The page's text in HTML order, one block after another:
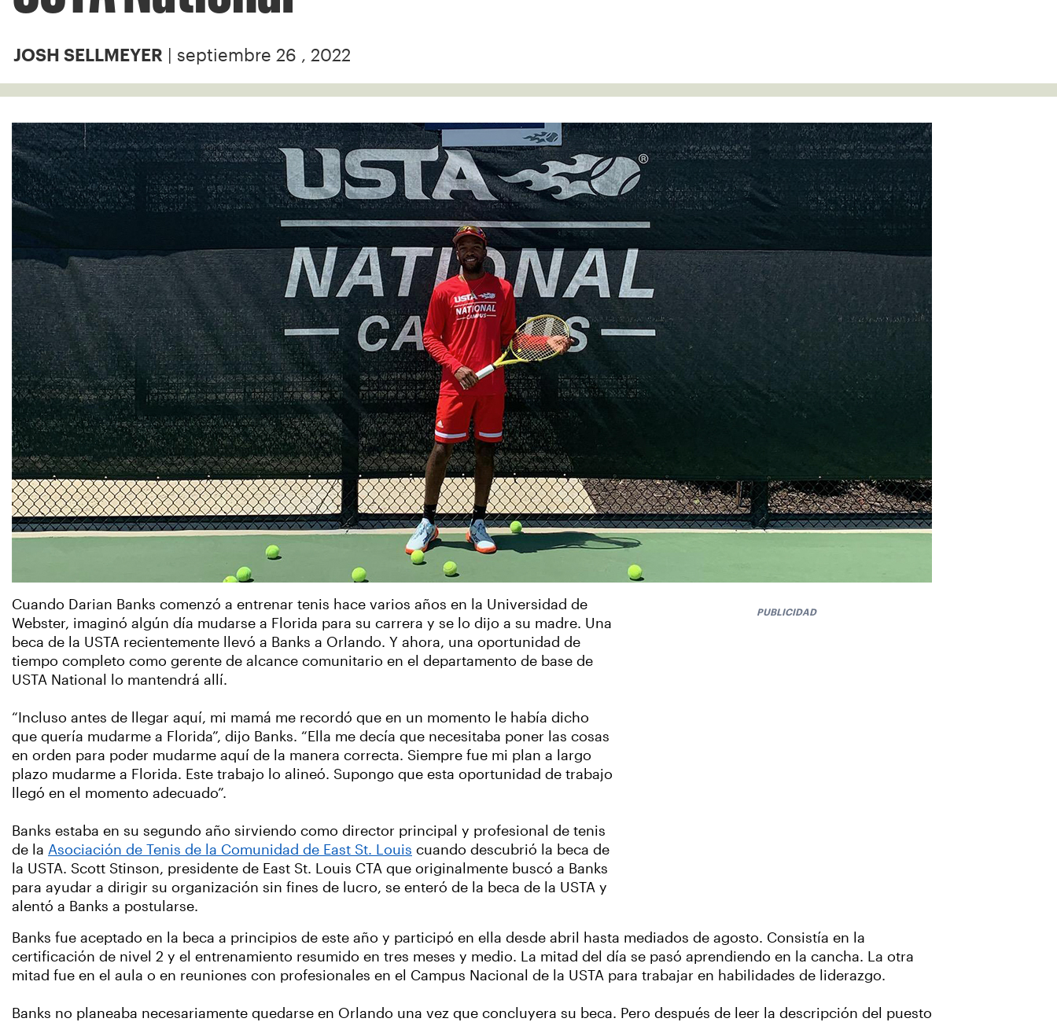
JOSH SELLMEYER | septiembre 26 , 2022
Cuando Darian Banks comenzó a entrenar tenis hace varios años en la Universidad de
Webster, imaginó algún día mudarse a Florida para su carrera y se lo dijo a su madre. Una
beca de la USTA recientemente llevó a Banks a Orlando. Y ahora, una oportunidad de
tiempo completo como gerente de alcance comunitario en el departamento de base de
USTA National lo mantendrá allí.
“Incluso antes de llegar aquí, mi mamá me recordó que en un momento le había dicho
que quería mudarme a Florida”, dijo Banks. “Ella me decía que necesitaba poner las cosas
en orden para poder mudarme aquí de la manera correcta. Siempre fue mi plan a largo
plazo mudarme a Florida. Este trabajo lo alineó. Supongo que esta oportunidad de trabajo
llegó en el momento adecuado”.
Banks estaba en su segundo año sirviendo como director principal y profesional de tenis
de la Asociación de Tenis de la Comunidad de East St. Louis cuando descubrió la beca de
la USTA. Scott Stinson, presidente de East St. Louis CTA que originalmente buscó a Banks
para ayudar a dirigir su organización sin fines de lucro, se enteró de la beca de la USTA y
alentó a Banks a postularse.
PUBLICIDAD
Banks fue aceptado en la beca a principios de este año y participó en ella desde abril hasta mediados de agosto. Consistía en la
certificación de nivel 2 y el entrenamiento resumido en tres meses y medio. La mitad del día se pasó aprendiendo en la cancha. La otra
mitad fue en el aula o en reuniones con profesionales en el Campus Nacional de la USTA para trabajar en habilidades de liderazgo.
Banks no planeaba necesariamente quedarse en Orlando una vez que concluyera su beca. Pero después de leer la descripción del puesto